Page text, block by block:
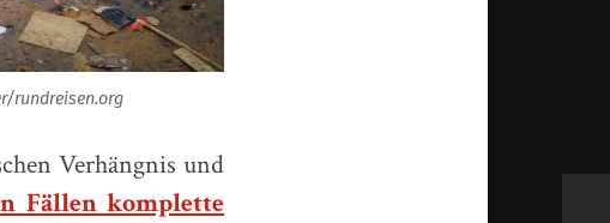
rundreisen.org
Verhängnis und
Fällen komplette